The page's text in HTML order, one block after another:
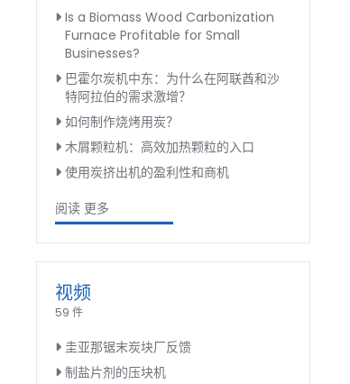
Is a Biomass Wood Carbonization
Furnace Profitable for Small
Businesses?
巴霍尔炭机中东：为什么在阿联酋和沙
特阿拉伯的需求激增？
如何制作烧烤用炭？
木屑颗粒机：高效加热颗粒的入口
使用炭挤出机的盈利性和商机
阅读 更多
视频
59 件
圭亚那锯末炭块厂反馈
制盐片剂的压块机